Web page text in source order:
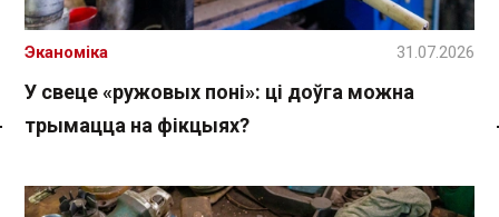
У свеце «ружовых поні»: ці доўга можна
трымацца на фікцыях?
Эканоміка 31.07.2026